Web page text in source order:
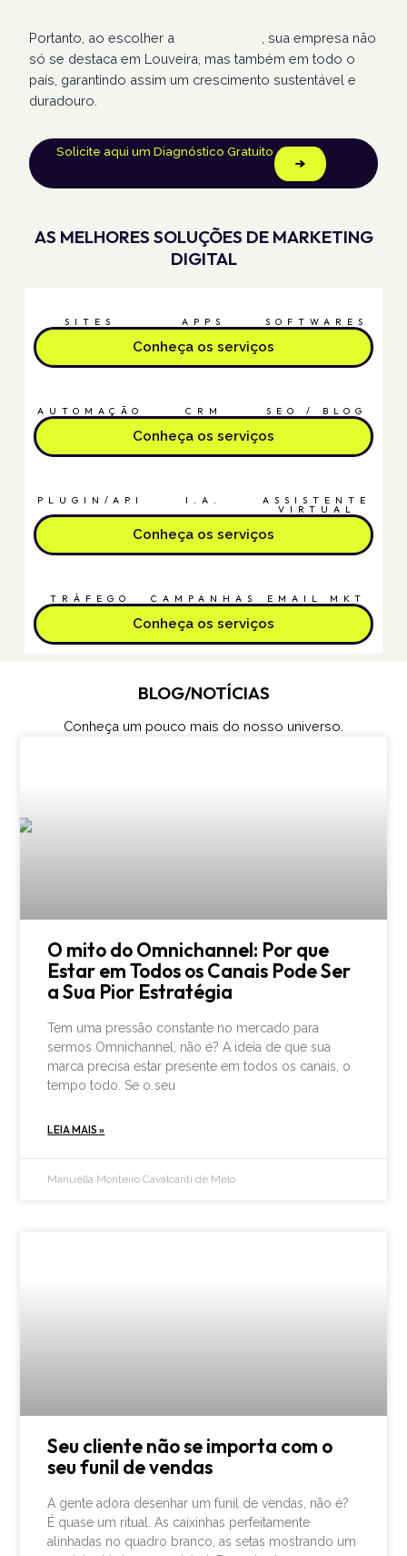
Portanto, ao escolher a
, sua empresa não
só se destaca em Louveira, mas também em todo o
país, garantindo assim um crescimento sustentável e
duradouro.
Solicite aqui um Diagnóstico Gratuito
AS MELHORES SOLUÇÕES DE MARKETING
DIGITAL
SITES APPS SOFTWARES
Conheça os serviços
AUTOMAÇÃO CRM SEO / BLOG
Conheça os serviços
PLUGIN/API I.A. ASSISTENTE
VIRTUAL
Conheça os serviços
TRÁFEGO CAMPANHAS EMAIL MKT
Conheça os serviços
BLOG/NOTÍCIAS
Conheça um pouco mais do nosso universo.
O mito do Omnichannel: Por que
Estar em Todos os Canais Pode Ser
a Sua Pior Estratégia
Tem uma pressão constante no mercado para
sermos Omnichannel, não é? A ideia de que sua
marca precisa estar presente em todos os canais, o
tempo todo. Se o seu
LEIA MAIS »
Manuella Monteiro Cavalcanti de Melo
Seu cliente não se importa com o
seu funil de vendas
A gente adora desenhar um funil de vendas, não é?
É quase um ritual. As caixinhas perfeitamente
alinhadas no quadro branco, as setas mostrando um